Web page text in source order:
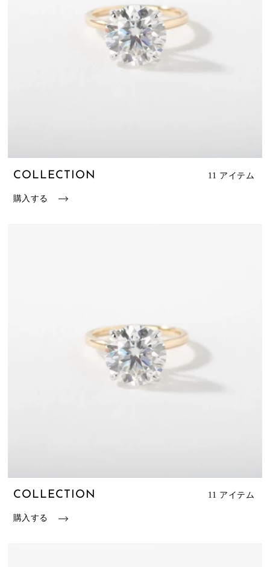
COLLECTION 11 アイテム
購入する
COLLECTION 11 アイテム
購入する